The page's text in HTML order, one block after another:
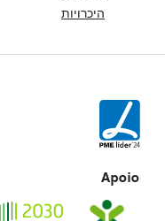
היכרויות
Apoio